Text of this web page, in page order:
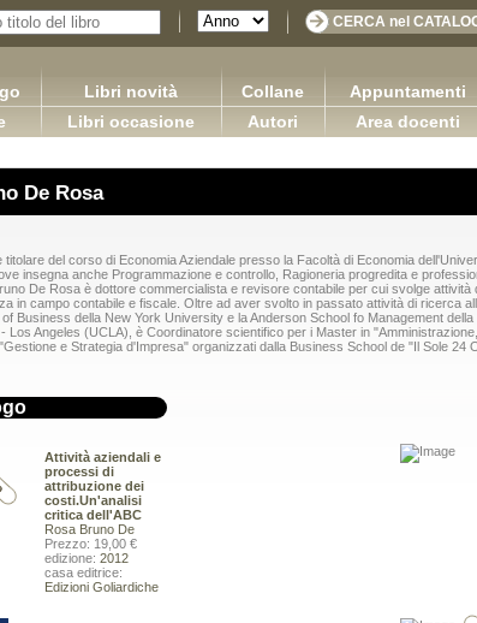
Libri novità
Libri occasione
Collane
Autori
Appuntamenti
Area docenti
Versione 3.0
Ciro Tronti Marco
De Rosa
del corso di Economia Aziendale presso la Facoltà di Economia
insegna anche Programmazione e controllo, Ragioneria progredita e
De Rosa è dottore commercialista e revisore contabile per cui svolge attività
in campo contabile e fiscale. Oltre ad aver svolto in passato attività di ricerca
Business della New York University e la Anderson School fo Management della
Los Angeles (UCLA), è Coordinatore scientifico per i Master in "Amministrazione,
e Strategia d'Impresa" organizzati dalla Business School de "Il Sole 24
Attività aziendali e
processi di
attribuzione dei
costi.Un'analisi
critica dell'ABC
Rosa Bruno De
Prezzo: 19,00 €
edizione: 2012
casa editrice:
Edizioni Goliardiche